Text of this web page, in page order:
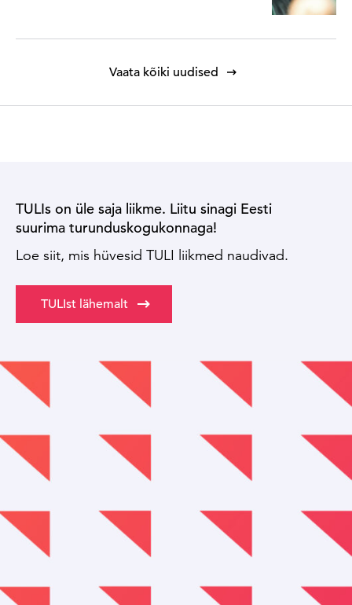
Vaata kõiki uudised
TULIs on üle saja liikme. Liitu sinagi Eesti
suurima turunduskogukonnaga!
Loe siit, mis hüvesid TULI liikmed naudivad.
TULIst lähemalt